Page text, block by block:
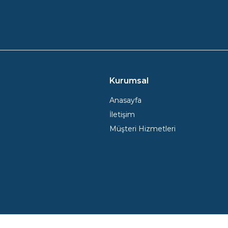
Kurumsal
Anasayfa
İletişim
Müşteri Hizmetleri